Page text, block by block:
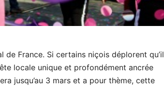
France. Si certains niçois déplorent qu’il
locale unique et profondément ancrée
jusqu’au 3 mars et a pour thème, cette